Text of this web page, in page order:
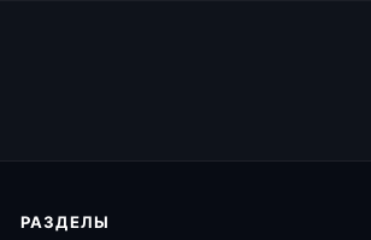
РАЗДЕЛЫ